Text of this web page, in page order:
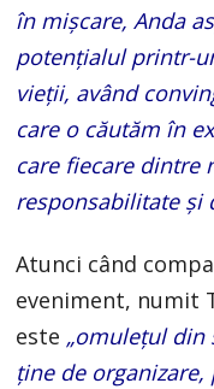
în mișcare, Anda
potențialul printr-
vieții, având
care o căutăm în
care fiecare dintre
responsabilitate și
Atunci când
eveniment, numit
este „omulețul din
ține de